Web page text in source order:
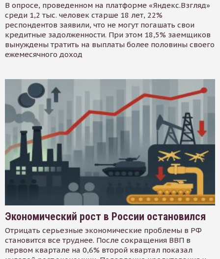
В опросе, проведенном на платформе «Яндекс.Взгляд»
среди 1,2 тыс. человек старше 18 лет, 22%
респондентов заявили, что не могут погашать свои
кредитные задолженности. При этом 18,5% заемщиков
вынуждены тратить на выплаты более половины своего
ежемесячного доход
Экономический рост в России остановился
Отрицать серьезные экономические проблемы в РФ
становится все труднее. После сокращения ВВП в
первом квартале на 0,6% второй квартал показал